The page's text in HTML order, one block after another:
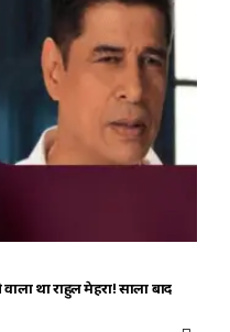
था राहुल मेहरा! सालों बाद